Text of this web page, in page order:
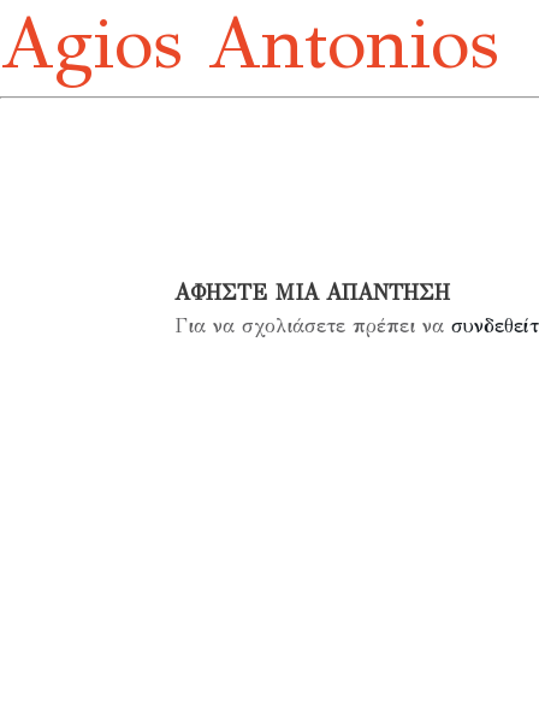
Agios Antonios
ΑΦΉΣΤΕ ΜΙΑ ΑΠΆΝΤΗΣΗ
Για να σχολιάσετε πρέπει να